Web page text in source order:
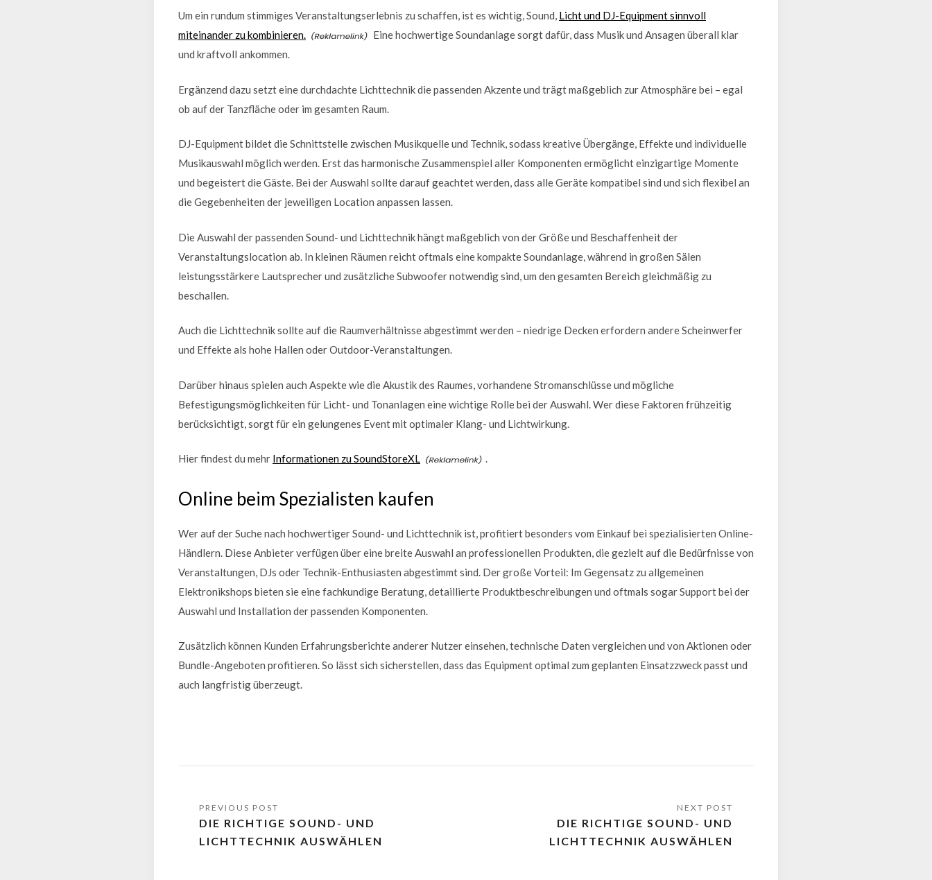
Um ein rundum stimmiges Veranstaltungserlebnis zu schaffen, ist es wichtig, Sound, Licht und DJ-Equipment sinnvoll
miteinander zu kombinieren.
Eine hochwertige Soundanlage sorgt dafür, dass Musik und Ansagen überall klar
und kraftvoll ankommen.
Ergänzend dazu setzt eine durchdachte Lichttechnik die passenden Akzente und trägt maßgeblich zur Atmosphäre bei – egal
ob auf der Tanzfläche oder im gesamten Raum.
DJ-Equipment bildet die Schnittstelle zwischen Musikquelle und Technik, sodass kreative Übergänge, Effekte und individuelle
Musikauswahl möglich werden. Erst das harmonische Zusammenspiel aller Komponenten ermöglicht einzigartige Momente
und begeistert die Gäste. Bei der Auswahl sollte darauf geachtet werden, dass alle Geräte kompatibel sind und sich flexibel an
die Gegebenheiten der jeweiligen Location anpassen lassen.
Die Auswahl der passenden Sound- und Lichttechnik hängt maßgeblich von der Größe und Beschaffenheit der
Veranstaltungslocation ab. In kleinen Räumen reicht oftmals eine kompakte Soundanlage, während in großen Sälen
leistungsstärkere Lautsprecher und zusätzliche Subwoofer notwendig sind, um den gesamten Bereich gleichmäßig zu
beschallen.
Auch die Lichttechnik sollte auf die Raumverhältnisse abgestimmt werden – niedrige Decken erfordern andere Scheinwerfer
und Effekte als hohe Hallen oder Outdoor-Veranstaltungen.
Darüber hinaus spielen auch Aspekte wie die Akustik des Raumes, vorhandene Stromanschlüsse und mögliche
Befestigungsmöglichkeiten für Licht- und Tonanlagen eine wichtige Rolle bei der Auswahl. Wer diese Faktoren frühzeitig
berücksichtigt, sorgt für ein gelungenes Event mit optimaler Klang- und Lichtwirkung.
Hier findest du mehr Informationen zu SoundStoreXL .
Online beim Spezialisten kaufen
Wer auf der Suche nach hochwertiger Sound- und Lichttechnik ist, profitiert besonders vom Einkauf bei spezialisierten Online-
Händlern. Diese Anbieter verfügen über eine breite Auswahl an professionellen Produkten, die gezielt auf die Bedürfnisse von
Veranstaltungen, DJs oder Technik-Enthusiasten abgestimmt sind. Der große Vorteil: Im Gegensatz zu allgemeinen
Elektronikshops bieten sie eine fachkundige Beratung, detaillierte Produktbeschreibungen und oftmals sogar Support bei der
Auswahl und Installation der passenden Komponenten.
Zusätzlich können Kunden Erfahrungsberichte anderer Nutzer einsehen, technische Daten vergleichen und von Aktionen oder
Bundle-Angeboten profitieren. So lässt sich sicherstellen, dass das Equipment optimal zum geplanten Einsatzzweck passt und
auch langfristig überzeugt.
DIE RICHTIGE SOUND- UND
LICHTTECHNIK AUSWÄHLEN
DIE RICHTIGE SOUND- UND
LICHTTECHNIK AUSWÄHLEN